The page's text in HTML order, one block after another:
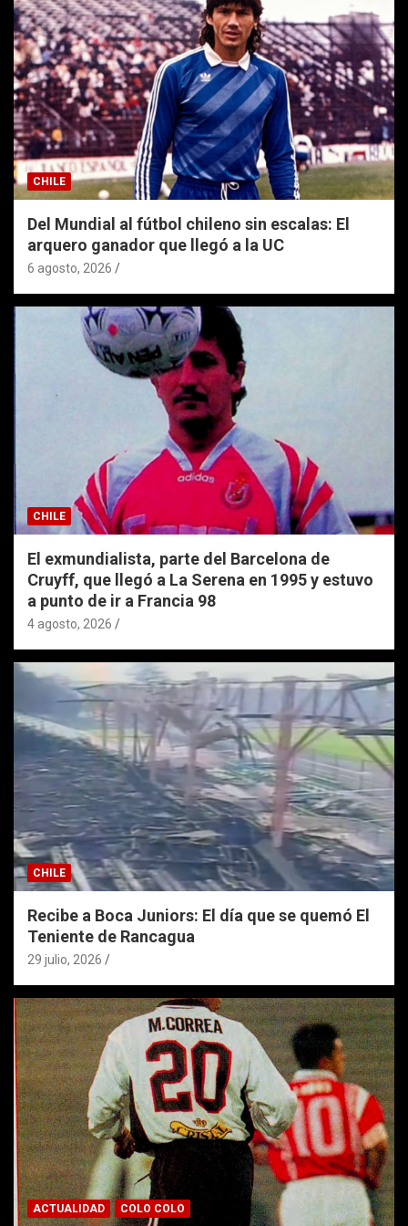
CHILE
Del Mundial al fútbol chileno sin escalas: El
arquero ganador que llegó a la UC
6 agosto, 2026
CHILE
El exmundialista, parte del Barcelona de
Cruyff, que llegó a La Serena en 1995 y estuvo
a punto de ir a Francia 98
4 agosto, 2026
CHILE
Recibe a Boca Juniors: El día que se quemó El
Teniente de Rancagua
29 julio, 2026
ACTUALIDAD COLO COLO